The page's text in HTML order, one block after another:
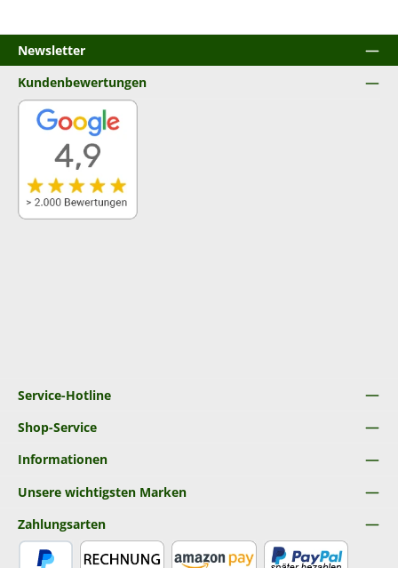
Newsletter
Service-Hotline
Shop-Service
Informationen
Unsere wichtigsten Marken
Kundenbewertungen
Zahlungsarten